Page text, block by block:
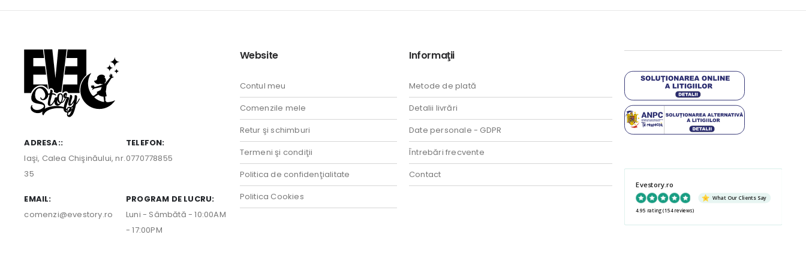
ADRESA::
Iaşi, Calea Chişinăului, nr.
35
TELEFON:
0770778855
EMAIL:
comenzi@evestory.ro
PROGRAM DE LUCRU:
Luni - Sâmbătă - 10:00AM
- 17:00PM
Website
Contul meu
Comenzile mele
Retur şi schimburi
Termeni şi condiţii
Politica de confidenţialitate
Politica Cookies
Informaţii
Metode de plată
Detalii livrări
Date personale - GDPR
Întrebări frecvente
Contact
Evestory.ro
What Our Clients Say
4.95 rating (154 reviews)